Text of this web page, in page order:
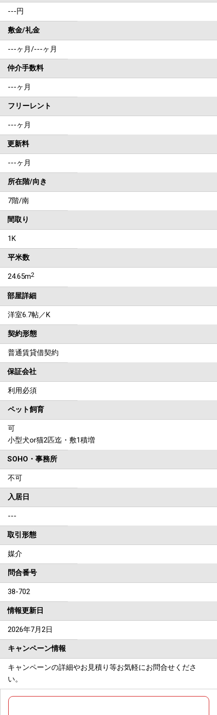
---円
敷金/礼金
---ヶ月/---ヶ月
仲介手数料
---ヶ月
フリーレント
---ヶ月
更新料
---ヶ月
所在階/向き
7階/南
間取り
1K
平米数
24.65m2
部屋詳細
洋室6.7帖／K
契約形態
普通賃貸借契約
保証会社
利用必須
ペット飼育
可
小型犬or猫2匹迄・敷1積増
SOHO・事務所
不可
入居日
---
取引形態
媒介
問合番号
38-702
情報更新日
2026年7月2日
キャンペーン情報
キャンペーンの詳細やお見積り等お気軽にお問合せくださ
い。